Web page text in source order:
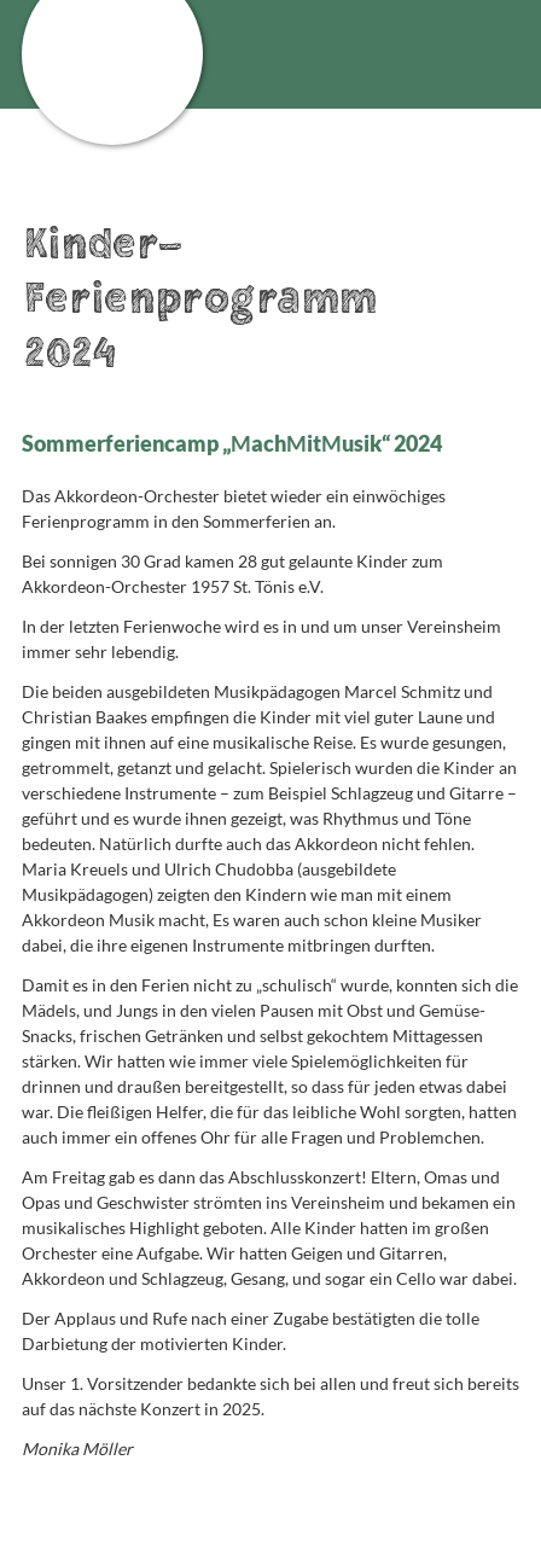
Kinder-
Ferienprogramm
2024
Sommerferiencamp „MachMitMusik“ 2024
Das Akkordeon-Orchester bietet wieder ein einwöchiges
Ferienprogramm in den Sommerferien an.
Bei sonnigen 30 Grad kamen 28 gut gelaunte Kinder zum
Akkordeon-Orchester 1957 St. Tönis e.V.
In der letzten Ferienwoche wird es in und um unser Vereinsheim
immer sehr lebendig.
Die beiden ausgebildeten Musikpädagogen Marcel Schmitz und
Christian Baakes empfingen die Kinder mit viel guter Laune und
gingen mit ihnen auf eine musikalische Reise. Es wurde gesungen,
getrommelt, getanzt und gelacht. Spielerisch wurden die Kinder an
verschiedene Instrumente – zum Beispiel Schlagzeug und Gitarre –
geführt und es wurde ihnen gezeigt, was Rhythmus und Töne
bedeuten. Natürlich durfte auch das Akkordeon nicht fehlen.
Maria Kreuels und Ulrich Chudobba (ausgebildete
Musikpädagogen) zeigten den Kindern wie man mit einem
Akkordeon Musik macht, Es waren auch schon kleine Musiker
dabei, die ihre eigenen Instrumente mitbringen durften.
Damit es in den Ferien nicht zu „schulisch“ wurde, konnten sich die
Mädels, und Jungs in den vielen Pausen mit Obst und Gemüse-
Snacks, frischen Getränken und selbst gekochtem Mittagessen
stärken. Wir hatten wie immer viele Spielemöglichkeiten für
drinnen und draußen bereitgestellt, so dass für jeden etwas dabei
war. Die fleißigen Helfer, die für das leibliche Wohl sorgten, hatten
auch immer ein offenes Ohr für alle Fragen und Problemchen.
Am Freitag gab es dann das Abschlusskonzert! Eltern, Omas und
Opas und Geschwister strömten ins Vereinsheim und bekamen ein
musikalisches Highlight geboten. Alle Kinder hatten im großen
Orchester eine Aufgabe. Wir hatten Geigen und Gitarren,
Akkordeon und Schlagzeug, Gesang, und sogar ein Cello war dabei.
Der Applaus und Rufe nach einer Zugabe bestätigten die tolle
Darbietung der motivierten Kinder.
Unser 1. Vorsitzender bedankte sich bei allen und freut sich bereits
auf das nächste Konzert in 2025.
Monika Möller